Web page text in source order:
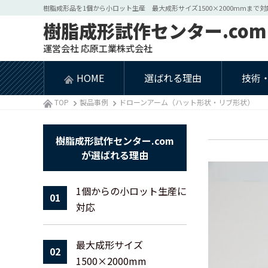
樹脂成形品を1個から小ロット生産 最大成形サイズ1500×2000mmまで対
樹脂成形試作センター.com
運営会社 応原工業株式会社
HOME 選ばれる理由 技術
ド
TOP 製品事例 ドローンアーム（ハット形状・リブ形状）
樹脂成形試作センター.com
が選ばれる理由
01
1個からの小ロット生産に
対応
02
最大成形サイズ
1500×2000mm